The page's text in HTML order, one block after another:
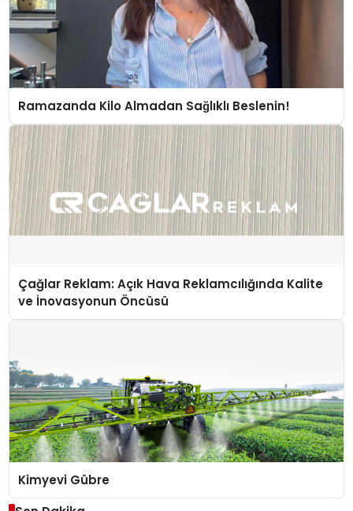
Ramazanda Kilo Almadan Sağlıklı Beslenin!
Çağlar Reklam: Açık Hava Reklamcılığında Kalite
ve İnovasyonun Öncüsü
Kimyevi Gübre